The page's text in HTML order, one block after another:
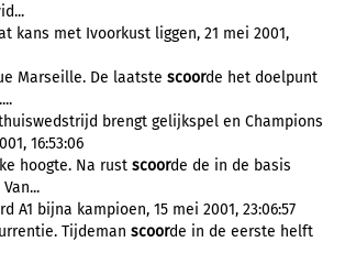
kans met Ivoorkust liggen, 21 mei 2001,
Marseille. De laatste scoorde het doelpunt
brengt gelijkspel en Champions
16:53:06
hoogte. Na rust scoorde de in de basis
A1 bijna kampioen, 15 mei 2001, 23:06:57
Tijdeman scoorde in de eerste helft